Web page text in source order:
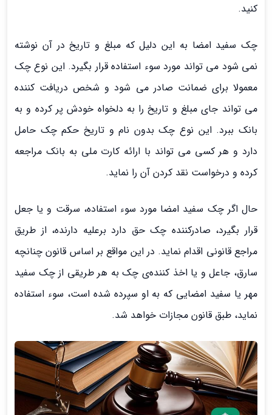
کنید.
چک سفید امضا به این دلیل که مبلغ و تاریخ در آن نوشته
نمی­ شود می­ تواند مورد سوء استفاده قرار بگیرد. این نوع چک
معمولا برای ضمانت صادر می ­شود­­ و شخص دریافت کننده
می­ تواند جای مبلغ و تاریخ را به دلخواه خودش پر کرده و به
بانک ببرد. این نوع چک بدون نام و تاریخ حکم چک حامل
دارد و هر کسی می تواند با ارائه کارت ملی به بانک مراجعه
کرده و درخواست نقد کردن آن را نماید.
حال اگر چک سفید امضا مورد سوء استفاده، سرقت و یا جعل
قرار بگیرد، صادرکننده چک حق دارد برعلیه دارنده، از طریق
مراجع قانونی اقدام نماید. در این مواقع بر اساس قانون چنانچه‌
سارق، جاعل‌ و یا اخذ کننده‌ی‌ چک به‌ هر طریقی از چک سفید
مهر یا سفید امضایی‌ که‌ به‌ او سپرده‌ شده‌ است‌، سوء استفاده‌
نماید، طبق قانون مجازات خواهد شد.